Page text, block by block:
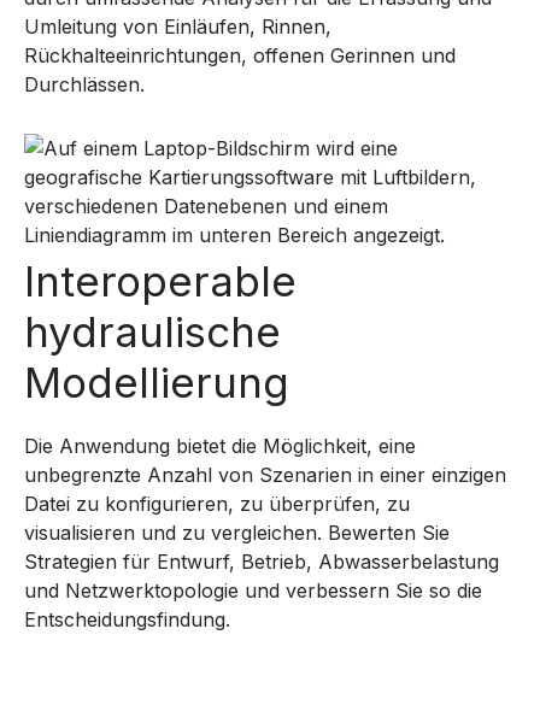
Umleitung von Einläufen, Rinnen,
Rückhalteeinrichtungen, offenen Gerinnen und
Durchlässen.
Interoperable
hydraulische
Modellierung
Die Anwendung bietet die Möglichkeit, eine
unbegrenzte Anzahl von Szenarien in einer einzigen
Datei zu konfigurieren, zu überprüfen, zu
visualisieren und zu vergleichen. Bewerten Sie
Strategien für Entwurf, Betrieb, Abwasserbelastung
und Netzwerktopologie und verbessern Sie so die
Entscheidungsfindung.